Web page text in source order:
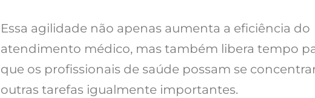
Essa agilidade não apenas aumenta a eficiência do
atendimento médico, mas também libera tempo
que os profissionais de saúde possam se
outras tarefas igualmente importantes.